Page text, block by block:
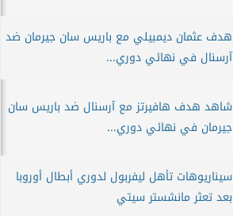
هدف عثمان ديمبيلي مع باريس سان جيرمان ضد
آرسنال في نهائي دوري...
شاهد هدف هافيرتز مع آرسنال ضد باريس سان
جيرمان في نهائي دوري...
سيناريوهات تأهل ليفربول لدوري أبطال أوروبا
بعد تعثر مانشستر سيتي